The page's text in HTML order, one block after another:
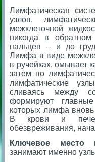
Лимфатическая
узлов,
межклеточной
никогда в
пальцев – и до
Лимфа в виде
в ручейках, омывает
затем по
лимфатические
сливаясь между
формируют
которых лимфа вновь
В крови и
обезвреживания,
Ключевое место
занимают именно